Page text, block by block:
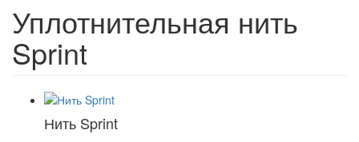
Уплотнительная нить
Sprint
Нить Sprint